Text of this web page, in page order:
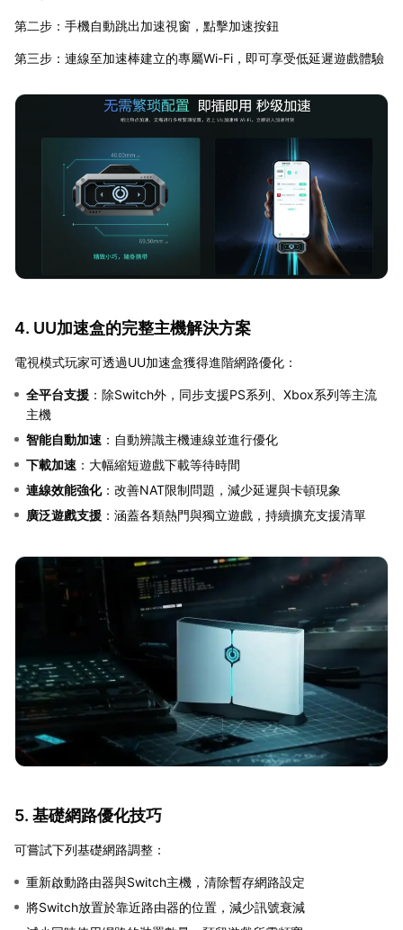
第二步：手機自動跳出加速視窗，點擊加速按鈕
第三步：連線至加速棒建立的專屬Wi-Fi，即可享受低延遲遊戲體驗
4. UU加速盒的完整主機解決方案
電視模式玩家可透過UU加速盒獲得進階網路優化：
全平台支援 ：除Switch外，同步支援PS系列、Xbox系列等主流
主機
智能自動加速 ：自動辨識主機連線並進行優化
下載加速 ：大幅縮短遊戲下載等待時間
連線效能強化：改善NAT限制問題，減少延遲與卡頓現象
廣泛遊戲支援 ：涵蓋各類熱門與獨立遊戲，持續擴充支援清單
5. 基礎網路優化技巧
可嘗試下列基礎網路調整：
重新啟動路由器與Switch主機，清除暫存網路設定
將Switch放置於靠近路由器的位置，減少訊號衰減